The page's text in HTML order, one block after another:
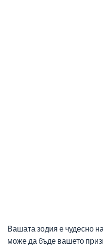
Вашата зодия е чудесно
може да бъде вашето